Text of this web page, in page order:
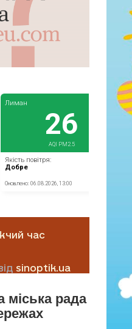
час
sinoptik.ua
міська рада